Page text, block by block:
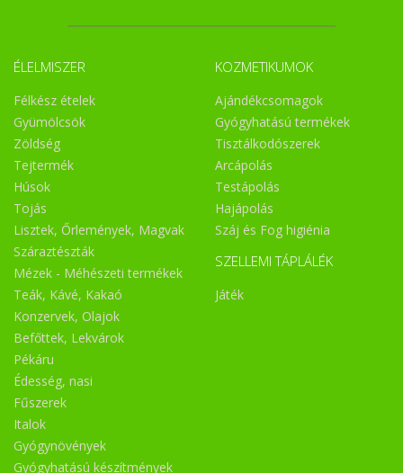
ÉLELMISZER
Félkész ételek
Gyümölcsök
Zöldség
Tejtermék
Húsok
Tojás
Lisztek, Őrlemények, Magvak
Száraztészták
Mézek - Méhészeti termékek
Teák, Kávé, Kakaó
Konzervek, Olajok
Befőttek, Lekvárok
Pékáru
Édesség, nasi
Fűszerek
Italok
Gyógynövények
Gyógyhatású készítmények
KOZMETIKUMOK
Ajándékcsomagok
Gyógyhatású termékek
Tisztálkodószerek
Arcápolás
Testápolás
Hajápolás
Száj és Fog higiénia
SZELLEMI TÁPLÁLÉK
Játék